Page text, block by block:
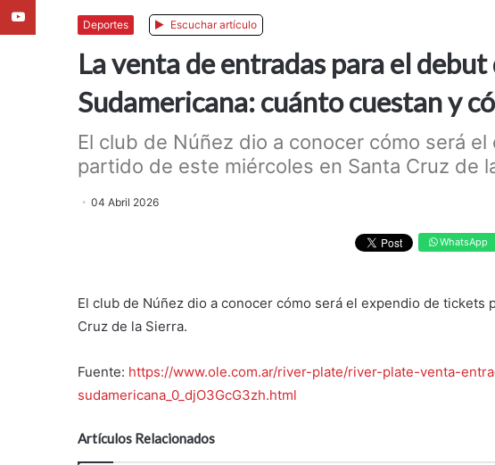
Deportes Escuchar artículo
La venta de entradas para el debut
Sudamericana: cuánto cuestan y
El club de Núñez dio a conocer cómo será
partido de este miércoles en Santa Cruz de
04 Abril 2026
WhatsApp
El club de Núñez dio a conocer cómo será el expendio de tickets
Cruz de la Sierra.
Fuente: https://www.ole.com.ar/river-plate/river-plate-venta-
sudamericana_0_djO3GcG3zh.html
Artículos Relacionados